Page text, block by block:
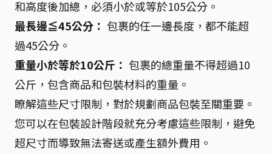
和高度後加總，必須小於或等於105公分。
最長邊≦45公分： 包裹的任一邊長度，都不能超
過45公分。
重量小於等於10公斤： 包裹的總重量不得超過10
公斤，包含商品和包裝材料的重量。
瞭解這些尺寸限制，對於規劃商品包裝至關重要。
您可以在包裝設計階段就充分考慮這些限制，避免
超尺寸而導致無法寄送或產生額外費用。